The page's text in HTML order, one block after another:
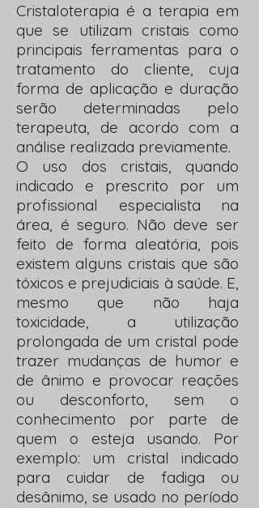
Cristaloterapia é a terapia em
que se utilizam cristais como
principais ferramentas para o
tratamento do cliente, cuja
forma de aplicação e duração
serão determinadas pelo
terapeuta, de acordo com a
análise realizada previamente.
O uso dos cristais, quando
indicado e prescrito por um
profissional especialista na
área, é seguro. Não deve ser
feito de forma aleatória, pois
existem alguns cristais que são
tóxicos e prejudiciais à saúde. E,
mesmo que não haja
toxicidade, a utilização
prolongada de um cristal pode
trazer mudanças de humor e
de ânimo e provocar reações
ou desconforto, sem o
conhecimento por parte de
quem o esteja usando. Por
exemplo: um cristal indicado
para cuidar de fadiga ou
desânimo, se usado no período